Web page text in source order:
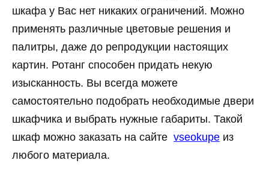
шкафа у Вас нет никаких ограничений. Можно
применять различные цветовые решения и
палитры, даже до репродукции настоящих
картин. Ротанг способен придать некую
изысканность. Вы всегда можете
самостоятельно подобрать необходимые двери
шкафчика и выбрать нужные габариты. Такой
шкаф можно заказать на сайте vseokupe из
любого материала.